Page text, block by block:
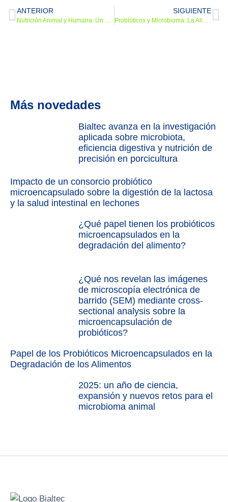
ANTERIOR
Nutrición Animal y Humana: Un Vínculo Vital para la Salud Global, con un Enfoque en el Microbioma Intestinal
SIGUIENTE
Probióticos y Microbioma: La Alianza Invisible para una Salud Integral
Más novedades
Bialtec avanza en la investigación
aplicada sobre microbiota,
eficiencia digestiva y nutrición de
precisión en porcicultura
Impacto de un consorcio probiótico
microencapsulado sobre la digestión de la lactosa
y la salud intestinal en lechones
¿Qué papel tienen los probióticos
microencapsulados en la
degradación del alimento?
¿Qué nos revelan las imágenes
de microscopía electrónica de
barrido (SEM) mediante cross-
sectional analysis sobre la
microencapsulación de
probióticos?
Papel de los Probióticos Microencapsulados en la
Degradación de los Alimentos
2025: un año de ciencia,
expansión y nuevos retos para el
microbioma animal